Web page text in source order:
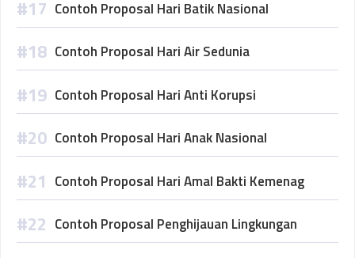
Contoh Proposal Hari Batik Nasional
Contoh Proposal Hari Air Sedunia
Contoh Proposal Hari Anti Korupsi
Contoh Proposal Hari Anak Nasional
Contoh Proposal Hari Amal Bakti Kemenag
Contoh Proposal Penghijauan Lingkungan